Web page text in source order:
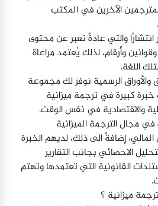
الآخرين في المكتب
انتشارًا والتي عادةً تعبر عن محتوى
وأرقام، لذلك يُعتمد مراعاة
اللغة.
والأوراق الرسمية نوفر لك مجموعة
كبيرة في ترجمة ميزانية
والاقتصادية في نفس الوقت.
في مجال الترجمة الميزانية
إضافةً الى ذلك، لديهم الخبرة
الاحصائي بجانب التقارير
القانونية التي تعتمدها وتهتم
ميزانية ؟